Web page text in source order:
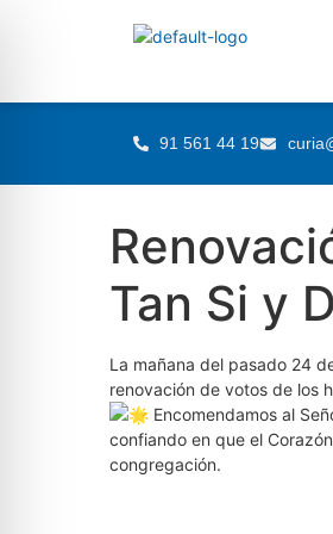
91 561 44 19
Tan Si y
La mañana del pasado 24
renovación de votos de los
Encomendamos al
confiando en que el
congregación.